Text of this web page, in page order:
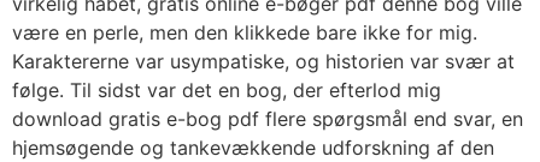
være en perle, men den klikkede bare ikke for mig.
Karaktererne var usympatiske, og historien var svær at
følge. Til sidst var det en bog, der efterlod mig
download gratis e-bog pdf flere spørgsmål end svar, en
hjemsøgende og tankevækkende udforskning af den